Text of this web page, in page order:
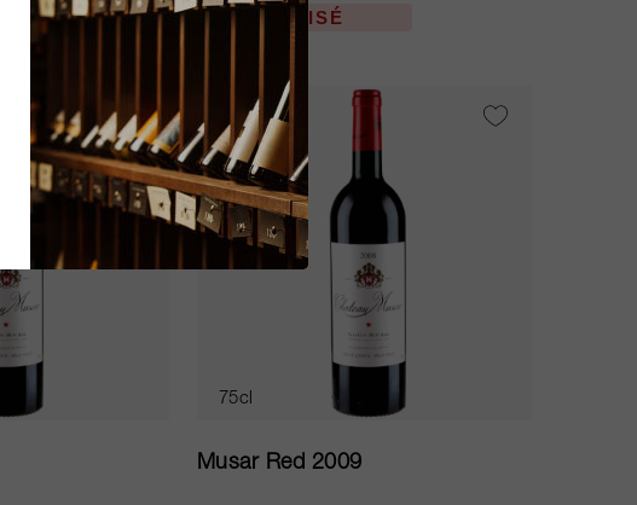
ÉPUISÉ
WS 91
75cl
Musar Red 2009